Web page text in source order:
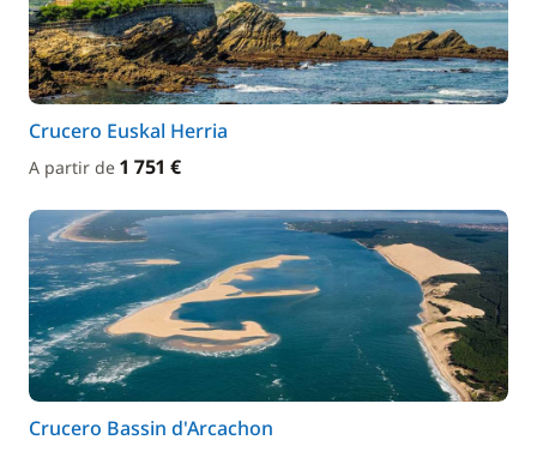
Crucero Euskal Herria
A partir de 1 751 €
Crucero Bassin d'Arcachon